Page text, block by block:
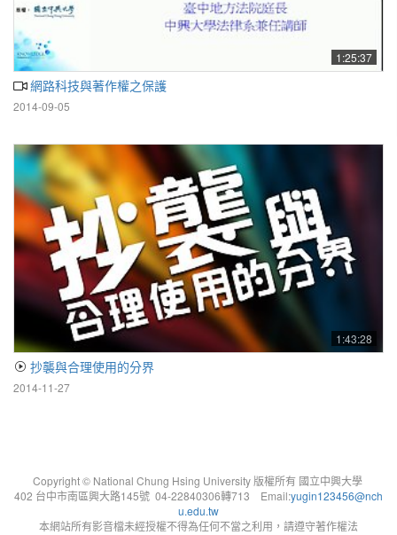
1:25:37
網路科技與著作權之保護
2014-09-05
1:43:28
抄襲與合理使用的分界
2014-11-27
Copyright © National Chung Hsing University 版權所有 國立中興大學
402 台中市南區興大路145號 04-22840306轉713 Email:yugin123456@nch
u.edu.tw
本網站所有影音檔未經授權不得為任何不當之利用，請遵守著作權法